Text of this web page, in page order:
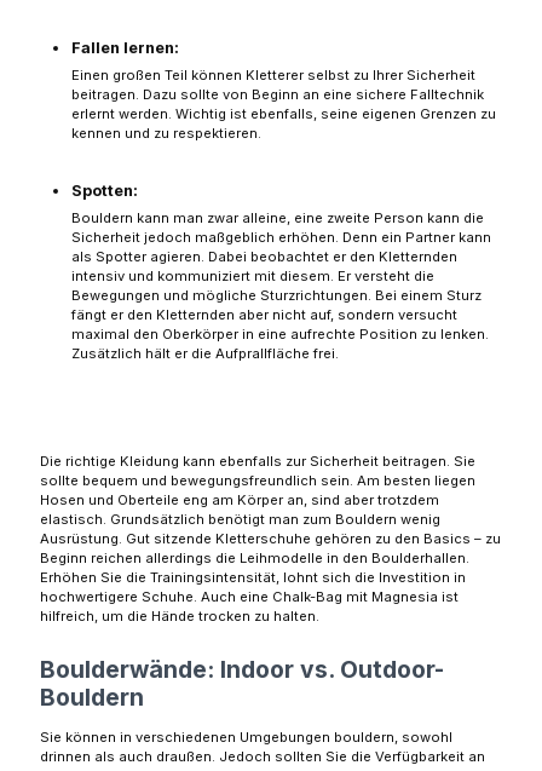
Fallen lernen:
Einen großen Teil können Kletterer selbst zu Ihrer Sicherheit
beitragen. Dazu sollte von Beginn an eine sichere Falltechnik
erlernt werden. Wichtig ist ebenfalls, seine eigenen Grenzen zu
kennen und zu respektieren.
Spotten:
Bouldern kann man zwar alleine, eine zweite Person kann die
Sicherheit jedoch maßgeblich erhöhen. Denn ein Partner kann
als Spotter agieren. Dabei beobachtet er den Kletternden
intensiv und kommuniziert mit diesem. Er versteht die
Bewegungen und mögliche Sturzrichtungen. Bei einem Sturz
fängt er den Kletternden aber nicht auf, sondern versucht
maximal den Oberkörper in eine aufrechte Position zu lenken.
Zusätzlich hält er die Aufprallfläche frei.
Die richtige Kleidung kann ebenfalls zur Sicherheit beitragen. Sie
sollte bequem und bewegungsfreundlich sein. Am besten liegen
Hosen und Oberteile eng am Körper an, sind aber trotzdem
elastisch. Grundsätzlich benötigt man zum Bouldern wenig
Ausrüstung. Gut sitzende Kletterschuhe gehören zu den Basics – zu
Beginn reichen allerdings die Leihmodelle in den Boulderhallen.
Erhöhen Sie die Trainingsintensität, lohnt sich die Investition in
hochwertigere Schuhe. Auch eine Chalk-Bag mit Magnesia ist
hilfreich, um die Hände trocken zu halten.
Boulderwände: Indoor vs. Outdoor-
Bouldern
Sie können in verschiedenen Umgebungen bouldern, sowohl
drinnen als auch draußen. Jedoch sollten Sie die Verfügbarkeit an